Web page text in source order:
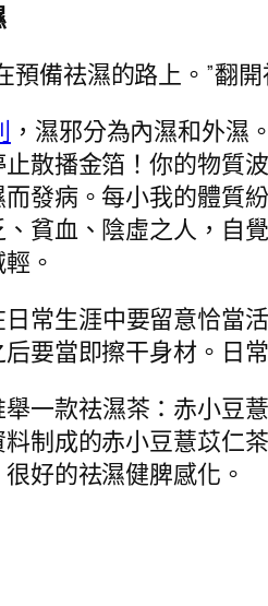
預備祛濕的路上。”翻
，濕邪分為內濕和外濕
散播金箔！你的物質
發病。每小我的體質
貧血、陰虛之人，自
。
常生涯中要留意恰當
要當即擦干身材。日
一款祛濕茶：赤小豆
制成的赤小豆薏苡仁
好的祛濕健脾感化。